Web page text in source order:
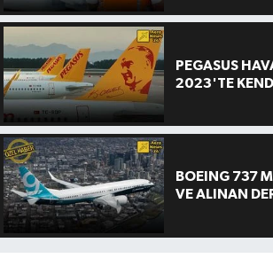
PEGASUS
2023'TE
BOEING 737
VE ALINAN